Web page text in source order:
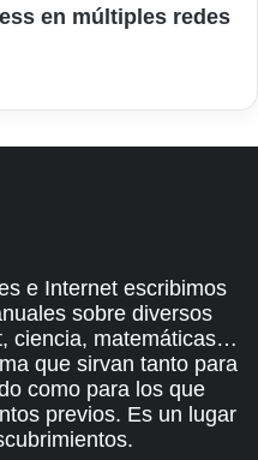
en múltiples redes
e Internet escribimos
sobre diversos
ciencia, matemáticas…
que sirvan tanto para
como para los que
previos. Es un lugar